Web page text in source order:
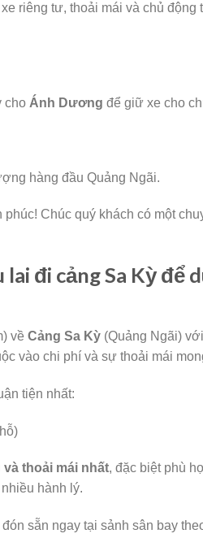
riêng tư, thoải mái và chủ động
cho Ánh Dương để giữ xe cho
hàng đầu Quảng Ngãi.
Chúc quý khách có một
đi cảng Sa Kỳ để
về Cảng Sa Kỳ (Quảng Ngãi)
vào chi phí và sự thoải mái
tiện nhất:
thoải mái nhất, đặc biệt phù
hành lý.
sẵn ngay tại sảnh sân bay